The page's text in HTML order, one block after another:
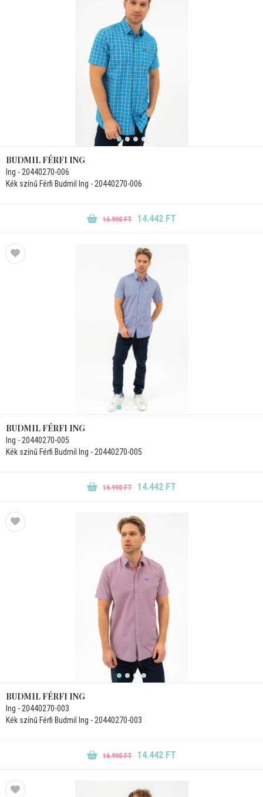
BUDMIL FÉRFI ING
Ing - 20440270-006
Kék színű Férfi Budmil Ing - 20440270-006
16.990 FT 14.442 FT
BUDMIL FÉRFI ING
Ing - 20440270-005
Kék színű Férfi Budmil Ing - 20440270-005
16.990 FT 14.442 FT
BUDMIL FÉRFI ING
Ing - 20440270-003
Kék színű Férfi Budmil Ing - 20440270-003
16.990 FT 14.442 FT